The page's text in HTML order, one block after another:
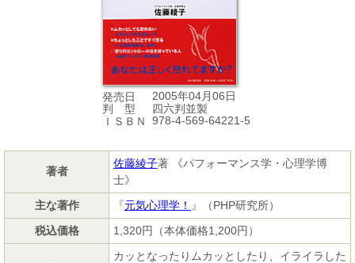
発売日
2005年04月06日
判 型
四六判並製
ＩＳＢＮ
978-4-569-64221-5
著者
佐藤綾子著 《パフォーマンス学・心理学博
士》
主な著作
『元気心理学！ 』（PHP研究所）
税込価格
1,320円（本体価格1,200円）
カッとなったりムカッとしたり、イライラした